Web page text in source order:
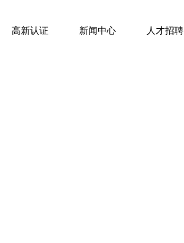
高新认证 新闻中心 人才招聘